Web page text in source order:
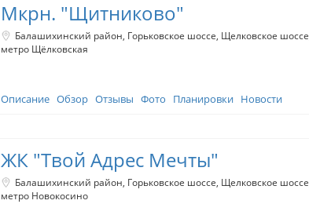
Мкрн. "Щитниково"
Балашихинский район Горьковское шоссе Щелковское шоссе
метро Щёлковская
в ипотеку
Описание Обзор Отзывы Фото Планировки Новости
ЖК "Твой Адрес Мечты"
Балашихинский район Горьковское шоссе Щелковское шоссе
метро Новокосино